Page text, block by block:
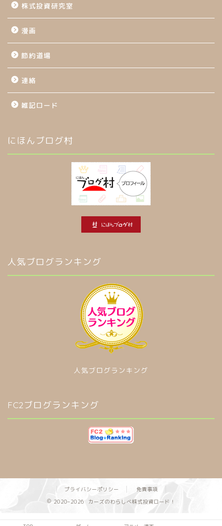
株式投資研究室
漫画
節約道場
連絡
雑記ロード
にほんブログ村
人気ブログランキング
人気ブログランキング
FC2ブログランキング
プライバシーポリシー
免責事項
2020–2026 カーズのわらしべ株式投資ロード！